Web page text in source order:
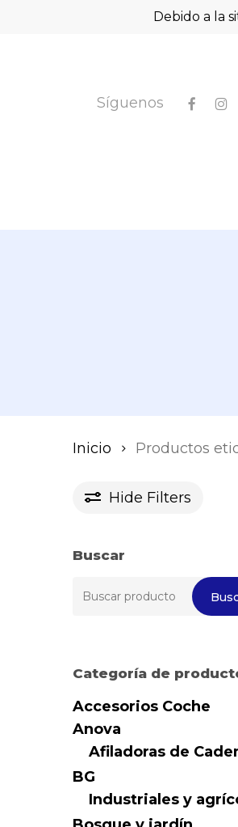
Debido a la
Síguenos facebook
Inicio Productos
Hide Filters
Buscar
por:
Categoría de
Accesorios Coche
Anova
Afiladoras de
BG
Industriales y